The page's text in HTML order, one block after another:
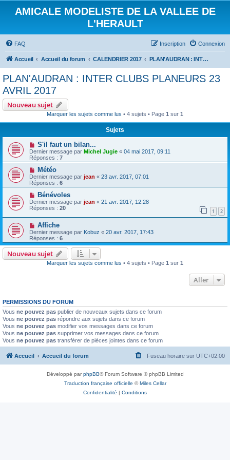
AMICALE MODELISTE DE LA VALLEE DE
L'HERAULT
FAQ Connexion
Inscription
Accueil Accueil du forum CALENDRIER 2017 PLAN'AUDRAN : INTER CLUBS PLANEURS 23 AVRIL 2017
PLAN'AUDRAN : INTER CLUBS PLANEURS 23
AVRIL 2017
Nouveau sujet
Marquer les sujets comme lus • 4 sujets • Page 1 sur 1
Sujets
S'il faut un bilan...
Dernier message par Michel Jugie « 04 mai 2017, 09:11
Réponses : 7
Météo
Dernier message par jean « 23 avr. 2017, 07:01
Réponses : 6
Bénévoles
Dernier message par jean « 21 avr. 2017, 12:28
Réponses : 20 1 2
Affiche
Dernier message par Kobuz « 20 avr. 2017, 17:43
Réponses : 6
Nouveau sujet
Marquer les sujets comme lus • 4 sujets • Page 1 sur 1
Aller
PERMISSIONS DU FORUM
Vous ne pouvez pas publier de nouveaux sujets dans ce forum
Vous ne pouvez pas répondre aux sujets dans ce forum
Vous ne pouvez pas modifier vos messages dans ce forum
Vous ne pouvez pas supprimer vos messages dans ce forum
Vous ne pouvez pas transférer de pièces jointes dans ce forum
Accueil Accueil du forum Fuseau horaire sur UTC+02:00
Développé parphpBB® Forum Software © phpBB Limited
Traduction française officielle ©Miles Cellar
Confidentialité | Conditions